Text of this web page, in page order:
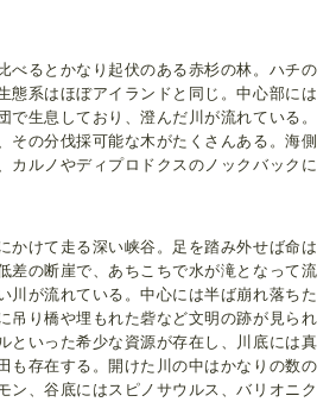
べるとかなり起伏のある赤杉の林。ハチの
態系はほぼアイランドと同じ。中心部には
で生息しており、澄んだ川が流れている。
その分伐採可能な木がたくさんある。海側
カルノやディプロドクスのノックバックに
かけて走る深い峡谷。足を踏み外せば命は
差の断崖で、あちこちで水が滝となって流
川が流れている。中心には半ば崩れ落ちた
吊り橋や埋もれた砦など文明の跡が見られ
といった希少な資源が存在し、川底には真
も存在する。開けた川の中はかなりの数の
ン、谷底にはスピノサウルス、バリオニク